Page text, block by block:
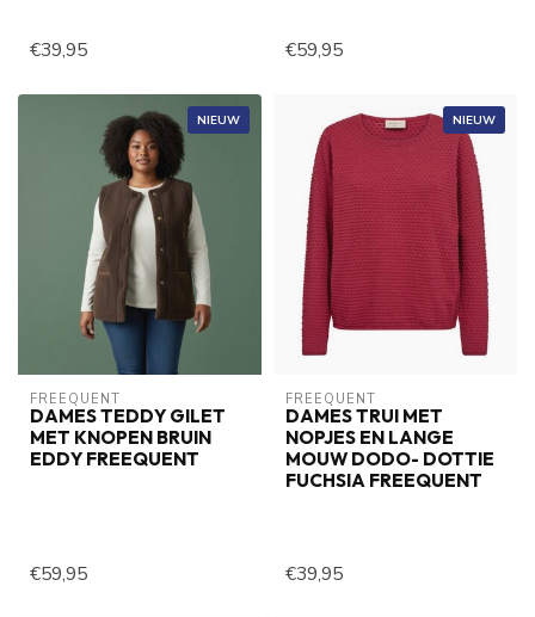
€39,95 €59,95
NIEUW
FREEQUENT
DAMES TEDDY GILET
MET KNOPEN BRUIN
EDDY FREEQUENT
€59,95
NIEUW
FREEQUENT
DAMES TRUI MET
NOPJES EN LANGE
MOUW DODO- DOTTIE
FUCHSIA FREEQUENT
€39,95